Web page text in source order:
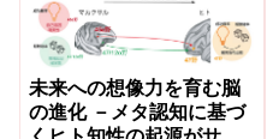
未来への想像力を育む脳
の進化 －メタ認知に基づ